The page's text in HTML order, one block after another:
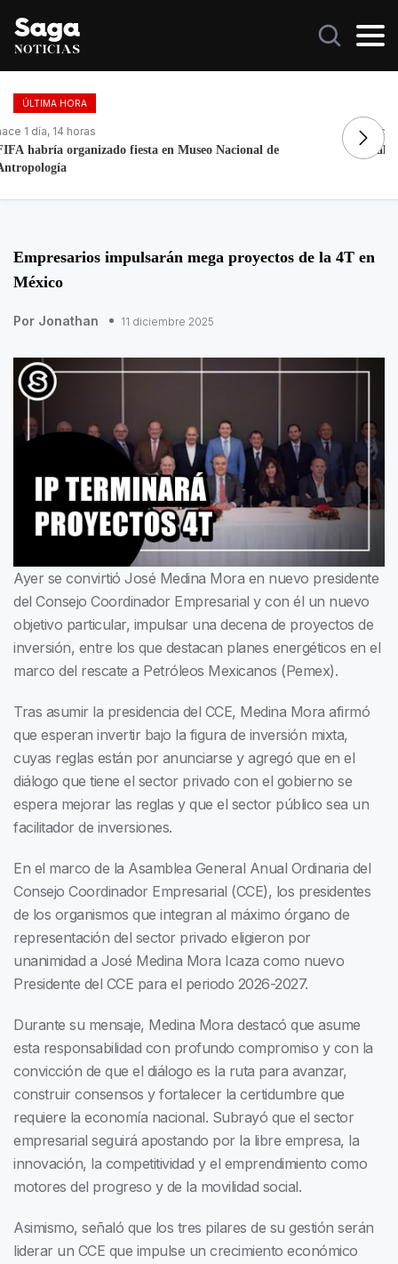
ÚLTIMA HORA
hace 1 día, 17 horas
Galilea Montijo celebra estar entre Los 50 más bellos
Empresarios impulsarán mega proyectos de la 4T en
México
Por Jonathan 11 diciembre 2025
Ayer se convirtió José Medina Mora en nuevo presidente
del Consejo Coordinador Empresarial y con él un nuevo
objetivo particular, impulsar una decena de proyectos de
inversión, entre los que destacan planes energéticos en el
marco del rescate a Petróleos Mexicanos (Pemex).
Tras asumir la presidencia del CCE, Medina Mora afirmó
que esperan invertir bajo la figura de inversión mixta,
cuyas reglas están por anunciarse y agregó que en el
diálogo que tiene el sector privado con el gobierno se
espera mejorar las reglas y que el sector público sea un
facilitador de inversiones.
En el marco de la Asamblea General Anual Ordinaria del
Consejo Coordinador Empresarial (CCE), los presidentes
de los organismos que integran al máximo órgano de
representación del sector privado eligieron por
unanimidad a José Medina Mora Icaza como nuevo
Presidente del CCE para el periodo 2026-2027.
Durante su mensaje, Medina Mora destacó que asume
esta responsabilidad con profundo compromiso y con la
convicción de que el diálogo es la ruta para avanzar,
construir consensos y fortalecer la certidumbre que
requiere la economía nacional. Subrayó que el sector
empresarial seguirá apostando por la libre empresa, la
innovación, la competitividad y el emprendimiento como
motores del progreso y de la movilidad social.
Asimismo, señaló que los tres pilares de su gestión serán
liderar un CCE que impulse un crecimiento económico